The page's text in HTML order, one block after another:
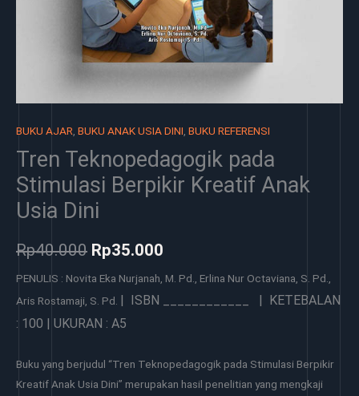
BUKU AJAR BUKU ANAK USIA DINI BUKU REFERENSI
Tren Teknopedagogik pada
Stimulasi Berpikir Kreatif Anak
Usia Dini
Rp40.000 Rp35.000
PENULIS : Novita Eka Nurjanah, M. Pd., Erlina Nur Octaviana, S. Pd.,
Aris Rostamaji, S. Pd. | ISBN ____________ | KETEBALAN
: 100 | UKURAN : A5
Buku yang berjudul “Tren Teknopedagogik pada Stimulasi Berpikir
Kreatif Anak Usia Dini” merupakan hasil penelitian yang mengkaji